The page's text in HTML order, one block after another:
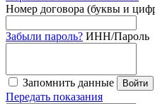
Номер договора (буквы и
Забыли пароль? ИНН/Пароль
Запомнить данные Войти
Передать показания